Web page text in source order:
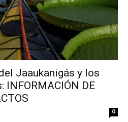
Jaaukanigás y los
INFORMACIÓN DE
0